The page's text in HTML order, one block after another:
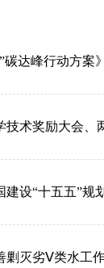
碳达峰行动方案
技术奖励大会
建设“十五五”规
剿灭劣Ⅴ类水工